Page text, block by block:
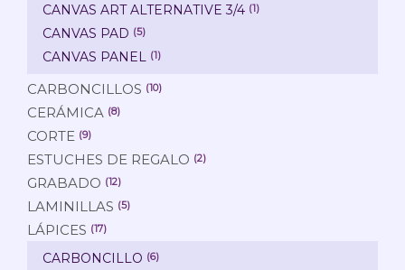
CANVAS ART ALTERNATIVE 3/4 (1)
CANVAS PAD (5)
CANVAS PANEL (1)
CARBONCILLOS (10)
CERÁMICA (8)
CORTE (9)
ESTUCHES DE REGALO (2)
GRABADO (12)
LAMINILLAS (5)
LÁPICES (17)
CARBONCILLO (6)